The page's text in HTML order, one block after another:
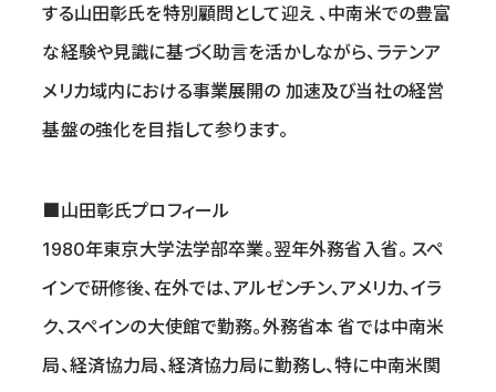
する山田彰氏を特別顧問として迎え 、中南米での豊富
な経験や見識に基づく助言を活かしながら、ラテンア
メリカ域内における事業展開の 加速及び当社の経営
基盤の強化を目指して参ります。
■山田彰氏プロフィール
1980年東京大学法学部卒業。翌年外務省入省。 スペ
インで研修後、在外では、アルゼンチン、アメリカ、イラ
ク、スペインの大使館で勤務。外務省本 省では中南米
局、経済協力局、経済協力局に勤務し、特に中南米関